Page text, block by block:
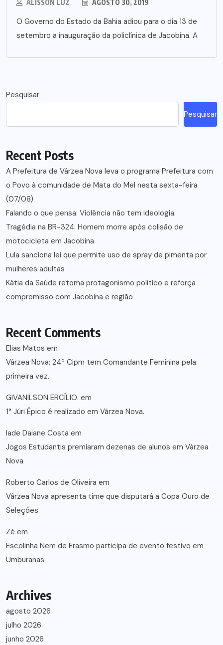
ALISSON LUZ AGOSTO 30, 2019
O Governo do Estado da Bahia adiou para o dia 13 de
setembro a inauguração da policlínica de Jacobina. A
Pesquisar
Pesquisar
Recent Posts
A Prefeitura de Várzea Nova leva o programa Prefeitura com
o Povo à comunidade de Mata do Mel nesta sexta-feira
(07/08)
Falando o que pensa: Violência não tem ideologia.
Tragédia na BR-324: Homem morre após colisão de
motocicleta em Jacobina
Lula sanciona lei que permite uso de spray de pimenta por
mulheres adultas
Kátia da Saúde retoma protagonismo político e reforça
compromisso com Jacobina e região
Recent Comments
Elias Matos em
Várzea Nova: 24ª Cipm tem Comandante Feminina pela
primeira vez.
GIVANILSON ERCÍLIO. em
1° Júri Épico é realizado em Várzea Nova.
lade Daiane Costa em
Jogos Estudantis premiaram dezenas de alunos em Várzea
Nova
Roberto Carlos de Oliveira em
Várzea Nova apresenta time que disputará a Copa Ouro de
Seleções
Zé em
Escolinha Nem de Erasmo participa de evento festivo em
Umburanas
Archives
agosto 2026
julho 2026
junho 2026